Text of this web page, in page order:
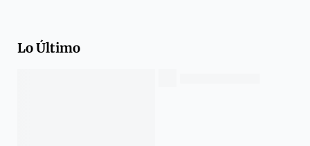
Lo Último